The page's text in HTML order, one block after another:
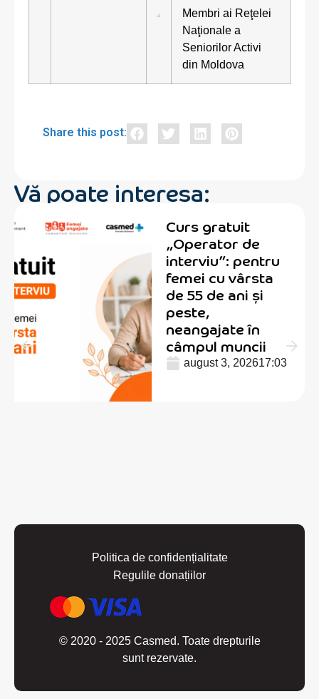
Membri ai Reţelei
Naţionale a
Seniorilor Activi
din Moldova
Share this post:
Vă poate interesa:
Curs gratuit
„Operator de
interviu”: pentru
femei cu vârsta
de 55 de ani și
peste,
neangajate în
câmpul muncii
august 3, 202617:03
© 2020 - 2025 Casmed. Toate drepturile
sunt rezervate.
Politica de confidențialitate
Regulile donațiilor